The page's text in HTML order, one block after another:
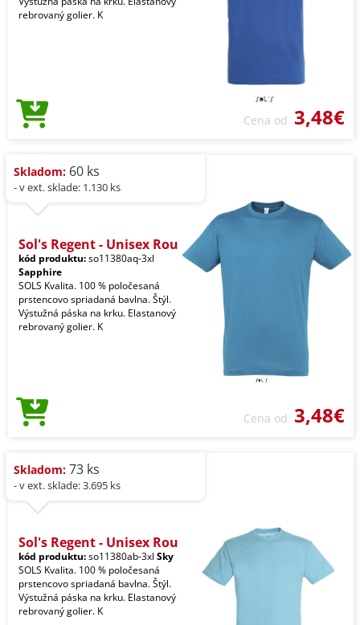
rebrovaný golier. K
Cena od 3,48€
Skladom: 60 ks
- v ext. sklade: 1.130 ks
Sol's Regent - Unisex Rou
kód produktu:so11380aq-3xl
Sapphire
SOLS Kvalita. 100 % poločesaná
prstencovo spriadaná bavlna. Štýl.
Výstužná páska na krku. Elastanový
rebrovaný golier. K
Cena od 3,48€
Skladom: 73 ks
- v ext. sklade: 3.695 ks
Sol's Regent - Unisex Rou
kód produktu:so11380ab-3xl Sky
SOLS Kvalita. 100 % poločesaná
prstencovo spriadaná bavlna. Štýl.
Výstužná páska na krku. Elastanový
rebrovaný golier. K